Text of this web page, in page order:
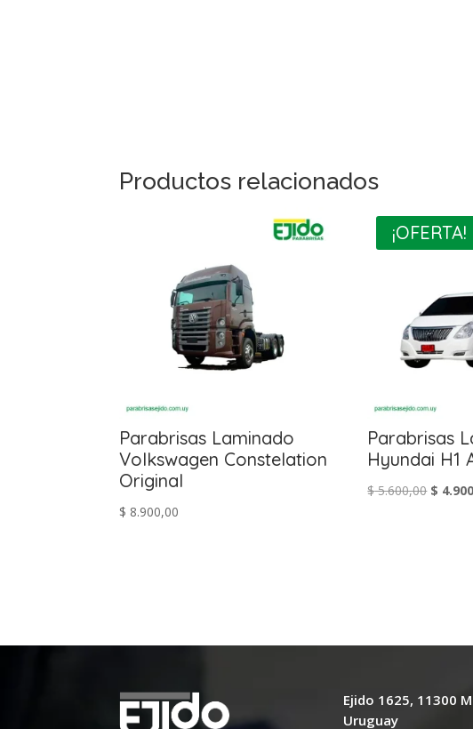
Productos relacionados
Parabrisas Laminado
Volkswagen Constelation
Original
$ 8.900,00
¡OFERTA!
Parabrisas
Hyundai H1
$5.600,00 El
$
Ejido 1625, 11300
Uruguay